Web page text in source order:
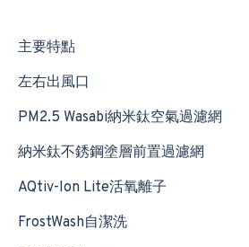
主要特點
左右出風口
PM2.5 Wasabi納米鈦空氣過濾網
納米鈦不銹鋼塗層前置過濾網
AQtiv-Ion Lite活氧離子
FrostWash自潔洗